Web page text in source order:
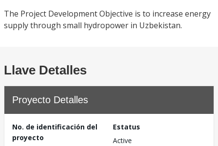
The Project Development Objective is to increase energy
supply through small hydropower in Uzbekistan.
Llave Detalles
Proyecto Detalles
No. de identificación del
proyecto
Estatus
Active